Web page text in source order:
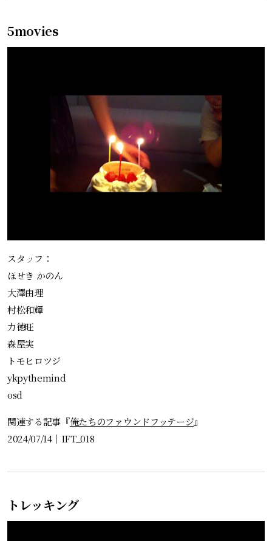
5movies
スタッフ：
ほせき かのん
大澤由理
村松和輝
力徳旺
森屋実
トモヒロツジ
ykpythemind
osd
関連する記事『俺たちのファウンドフッテージ』
2024/07/14｜ IFT_018
トレッキング